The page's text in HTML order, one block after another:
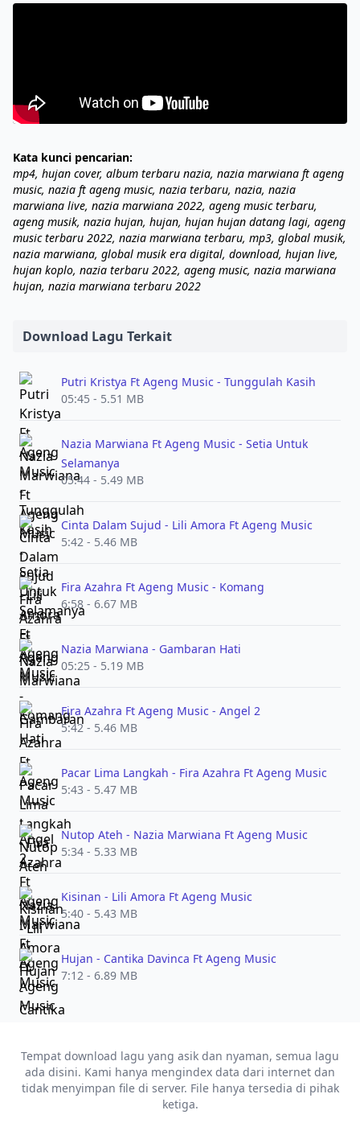
Kata kunci pencarian:
mp4, hujan cover, album terbaru nazia, nazia marwiana ft ageng
music, nazia ft ageng music, nazia terbaru, nazia, nazia
marwiana live, nazia marwiana 2022, ageng music terbaru,
ageng musik, nazia hujan, hujan, hujan hujan datang lagi, ageng
music terbaru 2022, nazia marwiana terbaru, mp3, global musik,
nazia marwiana, global musik era digital, download, hujan live,
hujan koplo, nazia terbaru 2022, ageng music, nazia marwiana
hujan, nazia marwiana terbaru 2022
Download Lagu Terkait
Putri Kristya Ft Ageng Music - Tunggulah Kasih
05:45 - 5.51 MB
Nazia Marwiana Ft Ageng Music - Setia Untuk
Selamanya
05:44 - 5.49 MB
Cinta Dalam Sujud - Lili Amora Ft Ageng Music
5:42 - 5.46 MB
Fira Azahra Ft Ageng Music - Komang
6:58 - 6.67 MB
Nazia Marwiana - Gambaran Hati
05:25 - 5.19 MB
Fira Azahra Ft Ageng Music - Angel 2
5:42 - 5.46 MB
Pacar Lima Langkah - Fira Azahra Ft Ageng Music
5:43 - 5.47 MB
Nutop Ateh - Nazia Marwiana Ft Ageng Music
5:34 - 5.33 MB
Kisinan - Lili Amora Ft Ageng Music
5:40 - 5.43 MB
Hujan - Cantika Davinca Ft Ageng Music
7:12 - 6.89 MB
Tempat download lagu yang asik dan nyaman, semua lagu
ada disini. Kami hanya mengindex data dari internet dan
tidak menyimpan file di server. File hanya tersedia di pihak
ketiga.